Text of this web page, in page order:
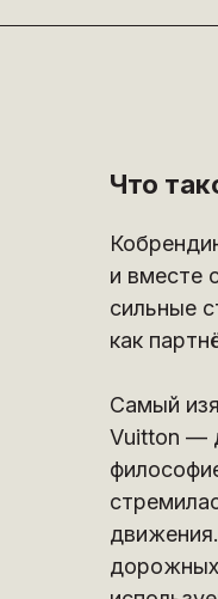
и вместе
сильные
как
Самый
Vuitton —
дорожных
Что